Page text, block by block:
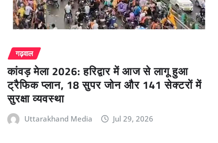
गढ़वाल
कांवड़ मेला 2026: हरिद्वार में आज से लागू हुआ
ट्रैफिक प्लान, 18 सुपर जोन और 141 सेक्टरों में
सुरक्षा व्यवस्था
Uttarakhand Media Jul 29, 2026